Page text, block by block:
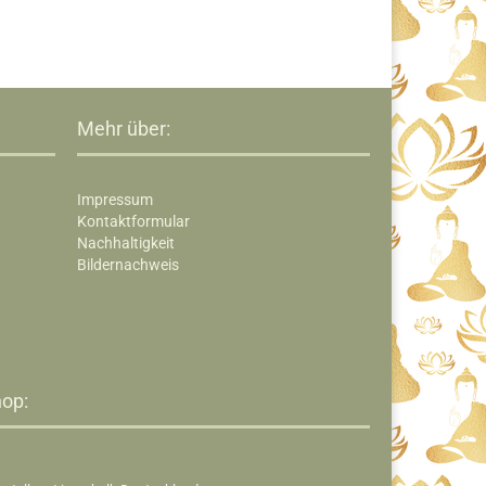
Mehr über:
Impressum
Kontaktformular
Nachhaltigkeit
Bildernachweis